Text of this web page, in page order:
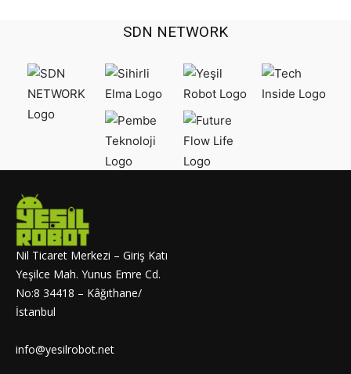
SDN NETWORK
Nil Ticaret Merkezi – Giriş Katı
Yeşilce Mah. Yunus Emre Cd.
No:8 34418 – Kâğıthane/
İstanbul
info@yesilrobot.net